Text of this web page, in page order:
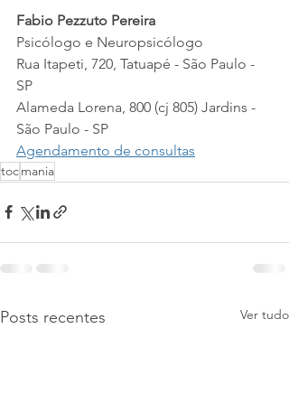
Fabio Pezzuto Pereira
Psicólogo e Neuropsicólogo
Rua Itapeti, 720, Tatuapé - São Paulo -
SP
Alameda Lorena, 800 (cj 805) Jardins -
São Paulo - SP​
Agendamento de consultas
tocmania
Posts recentes Ver tudo